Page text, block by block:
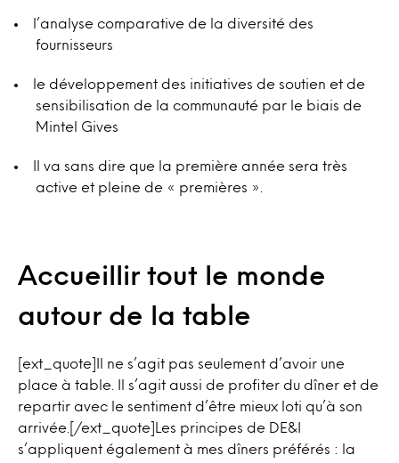
l’analyse comparative de la diversité des
fournisseurs
le développement des initiatives de soutien et de
sensibilisation de la communauté par le biais de
Mintel Gives
Il va sans dire que la première année sera très
active et pleine de « premières ».
Accueillir tout le monde
autour de la table
[ext_quote]Il ne s’agit pas seulement d’avoir une
place à table. Il s’agit aussi de profiter du dîner et de
repartir avec le sentiment d’être mieux loti qu’à son
arrivée.[/ext_quote]Les principes de DE&I
s’appliquent également à mes dîners préférés : la